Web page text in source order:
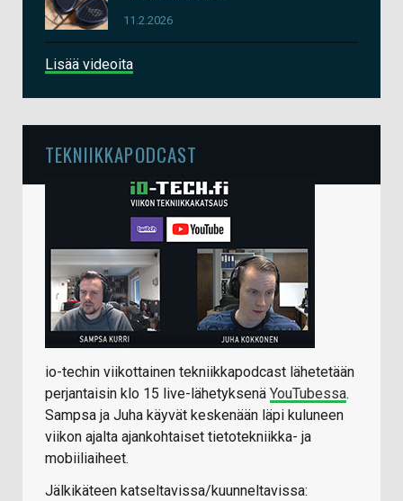
11.2.2026
Lisää videoita
TEKNIIKKAPODCAST
io-techin viikottainen tekniikkapodcast lähetetään
perjantaisin klo 15 live-lähetyksenä YouTubessa.
Sampsa ja Juha käyvät keskenään läpi kuluneen
viikon ajalta ajankohtaiset tietotekniikka- ja
mobiiliaiheet.
Jälkikäteen katseltavissa/kuunneltavissa: